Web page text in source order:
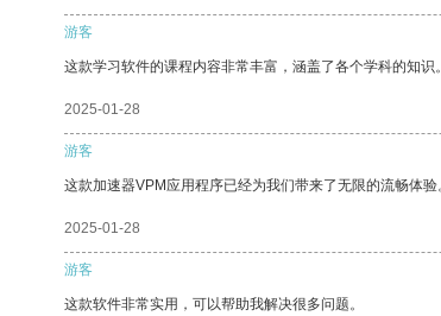
游客
这款学习软件的课程内容非常丰富，涵盖了各个学科的知识
2025-01-28
游客
这款加速器VPM应用程序已经为我们带来了无限的流畅体验
2025-01-28
游客
这款软件非常实用，可以帮助我解决很多问题。